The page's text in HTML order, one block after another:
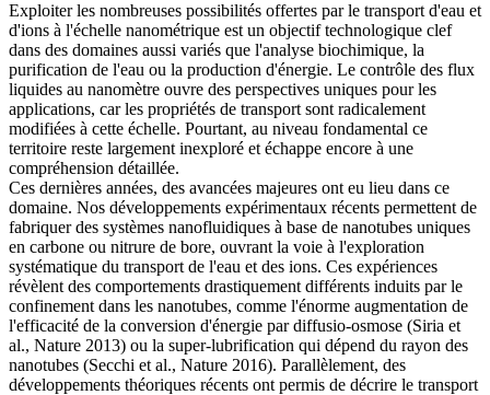
Exploiter les nombreuses possibilités offertes par le transport d'eau et
d'ions à l'échelle nanométrique est un objectif technologique clef
dans des domaines aussi variés que l'analyse biochimique, la
purification de l'eau ou la production d'énergie. Le contrôle des flux
liquides au nanomètre ouvre des perspectives uniques pour les
applications, car les propriétés de transport sont radicalement
modifiées à cette échelle. Pourtant, au niveau fondamental ce
territoire reste largement inexploré et échappe encore à une
compréhension détaillée.
Ces dernières années, des avancées majeures ont eu lieu dans ce
domaine. Nos développements expérimentaux récents permettent de
fabriquer des systèmes nanofluidiques à base de nanotubes uniques
en carbone ou nitrure de bore, ouvrant la voie à l'exploration
systématique du transport de l'eau et des ions. Ces expériences
révèlent des comportements drastiquement différents induits par le
confinement dans les nanotubes, comme l'énorme augmentation de
l'efficacité de la conversion d'énergie par diffusio-osmose (Siria et
al., Nature 2013) ou la super-lubrification qui dépend du rayon des
nanotubes (Secchi et al., Nature 2016). Parallèlement, des
développements théoriques récents ont permis de décrire le transport